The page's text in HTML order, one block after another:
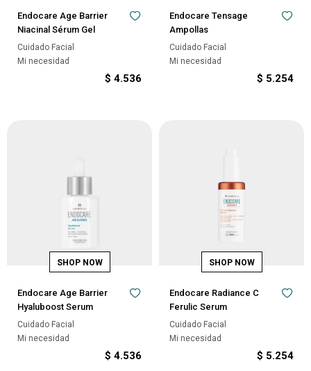
Endocare Age Barrier
Niacinal Sérum Gel
Cuidado Facial
Mi necesidad
$ 4.536
Endocare Tensage
Ampollas
Cuidado Facial
Mi necesidad
$ 5.254
Endocare Age Barrier
Hyaluboost Serum
Cuidado Facial
Mi necesidad
$ 4.536
Endocare Radiance C
Ferulic Serum
Cuidado Facial
Mi necesidad
$ 5.254